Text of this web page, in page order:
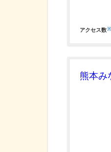
アクセス数※
熊本み